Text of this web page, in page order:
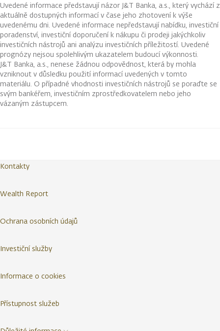
Uvedené informace představují názor J&T Banka, a.s., který vychází z
aktuálně dostupných informací v čase jeho zhotovení k výše
uvedenému dni. Uvedené informace nepředstavují nabídku, investiční
poradenství, investiční doporučení k nákupu či prodeji jakýchkoliv
investičních nástrojů ani analýzu investičních příležitostí. Uvedené
prognózy nejsou spolehlivým ukazatelem budoucí výkonnosti.
J&T Banka, a.s., nenese žádnou odpovědnost, která by mohla
vzniknout v důsledku použití informací uvedených v tomto
materiálu. O případné vhodnosti investičních nástrojů se poraďte se
svým bankéřem, investičním zprostředkovatelem nebo jeho
vázaným zástupcem.
Kontakty
Wealth Report
Ochrana osobních údajů
Investiční služby
Informace o cookies
Přístupnost služeb